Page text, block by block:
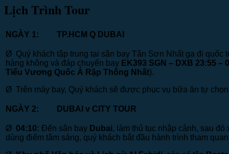
Lịch Trình Tour
NGÀY 1: TP.HCM Q DUBAI
Ø Quý khách tập trung tại sân bay Tân Sơn Nhất ga đi quốc
hàng không và đáp chuyến bay EK393 SGN – DXB 23:55 –
Tiểu Vương Quốc Ả Rập Thống Nhất).
Ø Trên máy bay, Quý khách sẽ được phục vụ bữa ăn tự
NGÀY 2: DUBAI v CITY
Ø 04:10: Đến sân bay Dubai, làm thủ tục nhập cảnh, sau
dùng điểm tâm sáng, quý khách bắt đầu hành trình tham